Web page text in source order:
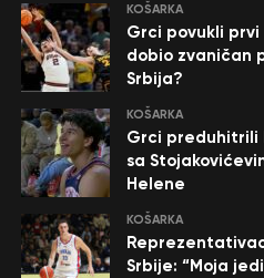
KOŠARKA
Grci povukli
dobio zvaničan
Srbija?
KOŠARKA
Grci preduhitrili
sa
Helene
KOŠARKA
Srbije: “Moja